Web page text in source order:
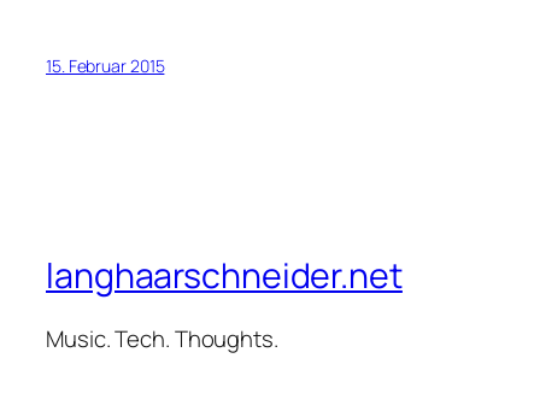
15. Februar 2015
langhaarschneider.net
Music. Tech. Thoughts.